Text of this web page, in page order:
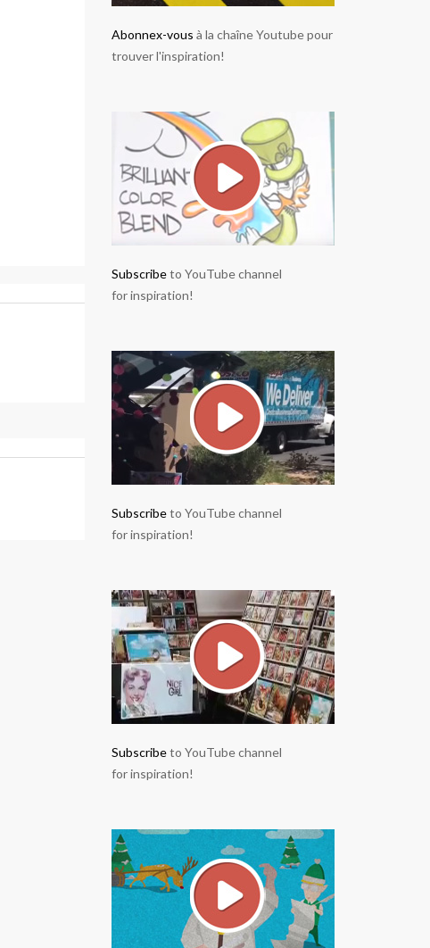
Abonnex-vous à la chaîne Youtube pour
trouver l'inspiration!
Subscribeto YouTube channel
for inspiration!
Subscribeto YouTube channel
for inspiration!
Subscribeto YouTube channel
for inspiration!